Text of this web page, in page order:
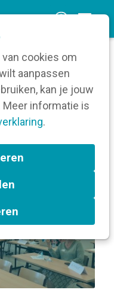
cookies om
aanpassen
kan je jouw
informatie is
.
n
m